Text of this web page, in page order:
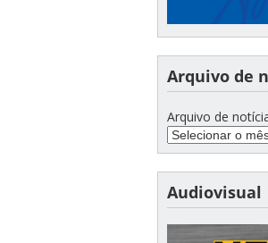
Arquivo de
Arquivo de
Audiovisual